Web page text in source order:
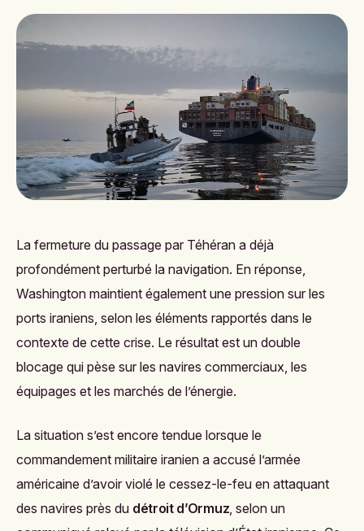
La fermeture du passage par Téhéran a déjà
profondément perturbé la navigation. En réponse,
Washington maintient également une pression sur les
ports iraniens, selon les éléments rapportés dans le
contexte de cette crise. Le résultat est un double
blocage qui pèse sur les navires commerciaux, les
équipages et les marchés de l’énergie.
La situation s’est encore tendue lorsque le
commandement militaire iranien a accusé l’armée
américaine d’avoir violé le cessez-le-feu en attaquant
des navires près du détroit d’Ormuz, selon un